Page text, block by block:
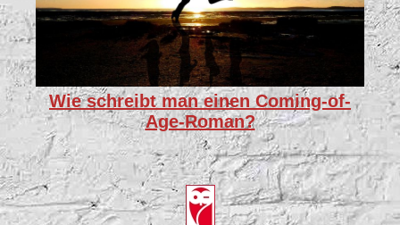
Wie schreibt man einen Coming-of-
Age-Roman?